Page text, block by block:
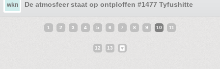
wkn De atmosfeer staat op ontploffen #1477 Tyfushitte
1 2 3 4 5 6 7 8 9 10 11
12 13